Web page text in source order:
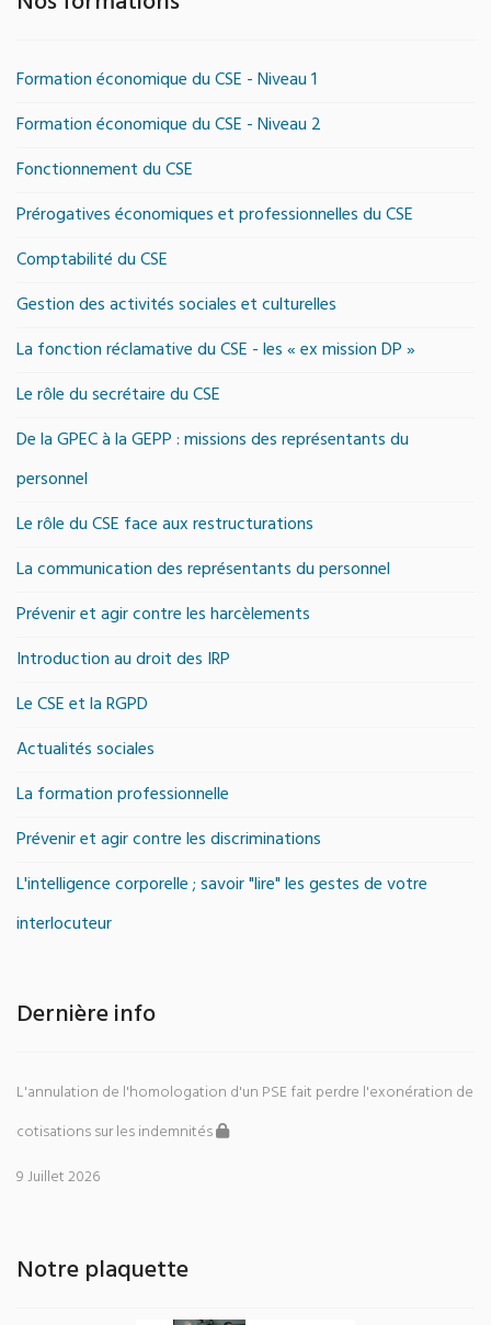
Formation économique du CSE - Niveau 1
Formation économique du CSE - Niveau 2
Fonctionnement du CSE
Prérogatives économiques et professionnelles du CSE
Comptabilité du CSE
Gestion des activités sociales et culturelles
La fonction réclamative du CSE - les « ex mission DP »
Le rôle du secrétaire du CSE
De la GPEC à la GEPP : missions des représentants du
personnel
Le rôle du CSE face aux restructurations
La communication des représentants du personnel
Prévenir et agir contre les harcèlements
Introduction au droit des IRP
Le CSE et la RGPD
Actualités sociales
La formation professionnelle
Prévenir et agir contre les discriminations
L'intelligence corporelle ; savoir "lire" les gestes de votre
interlocuteur
Dernière info
L'annulation de l'homologation d'un PSE fait perdre l'exonération de
cotisations sur les indemnités
9 Juillet 2026
Notre plaquette